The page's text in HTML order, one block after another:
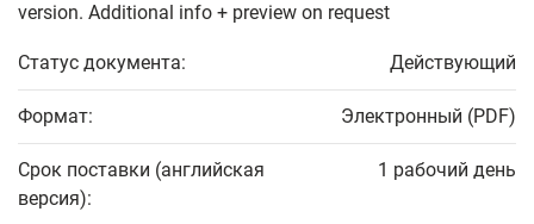
version. Additional info + preview on request
Статус документа: Действующий
Формат: Электронный (PDF)
Срок поставки (английская
версия):
1 рабочий день